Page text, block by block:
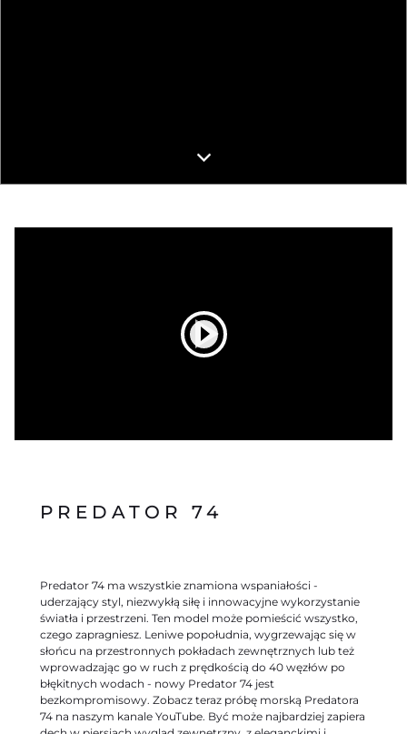
PREDATOR 74
Predator 74 ma wszystkie znamiona wspaniałości -
uderzający styl, niezwykłą siłę i innowacyjne wykorzystanie
światła i przestrzeni. Ten model może pomieścić wszystko,
czego zapragniesz. Leniwe popołudnia, wygrzewając się w
słońcu na przestronnych pokładach zewnętrznych lub też
wprowadzając go w ruch z prędkością do 40 węzłów po
błękitnych wodach - nowy Predator 74 jest
bezkompromisowy. Zobacz teraz próbę morską Predatora
74 na naszym kanale YouTube. Być może najbardziej zapiera